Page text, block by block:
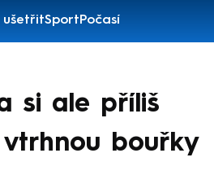
ušetřitSportPočasí
si ale příliš
vtrhnou bouřky